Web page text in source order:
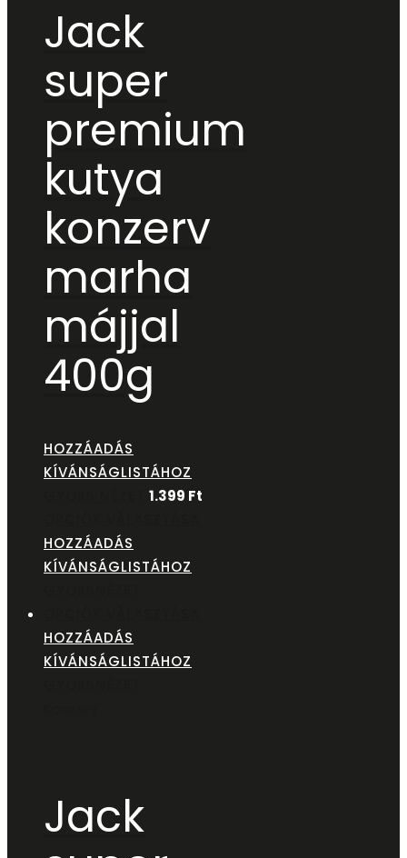
Jack
super
premium
kutya
konzerv
marha
májjal
400g
HOZZÁADÁS
KÍVÁNSÁGLISTÁHOZ
1.399 Ft
HOZZÁADÁS
KÍVÁNSÁGLISTÁHOZ
HOZZÁADÁS
KÍVÁNSÁGLISTÁHOZ
Jack